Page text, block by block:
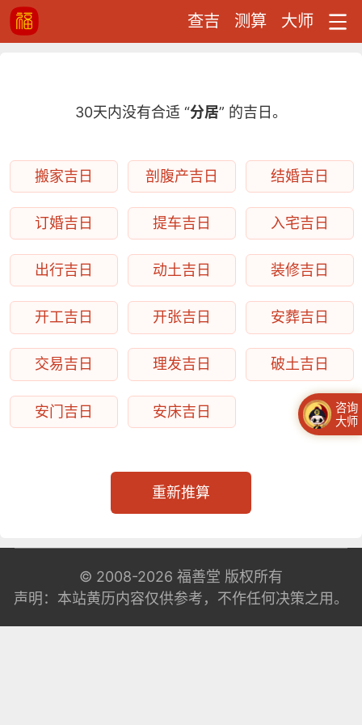
查吉 测算 大师
30天内没有合适 “分居” 的吉日。
搬家吉日 剖腹产吉日 结婚吉日
订婚吉日 提车吉日 入宅吉日
出行吉日 动土吉日 装修吉日
开工吉日 开张吉日 安葬吉日
交易吉日 理发吉日 破土吉日
安门吉日 安床吉日
重新推算
© 2008-2026 福善堂 版权所有
声明：本站黄历内容仅供参考，不作任何决策之用。
咨询
大师